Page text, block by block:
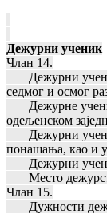
Дежурни ученик
Члан 14.
Дежурни
седмог и осмог
Дежурне
одељенском
Дежурни
понашања, као и
Дежурни
Место
Члан 15.
Дужности